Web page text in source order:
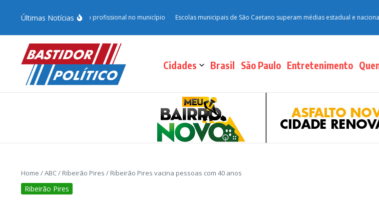
Últimas Notícias
e fortalece qualificação profissional no município Escolas municipais de São Caetano superam médias estadual e nacional no
Cidades Brasil São Paulo Entretenimento
Home /ABC/ Ribeirão Pires / Ribeirão Pires vacina pessoas com 40 anos
Ribeirão Pires